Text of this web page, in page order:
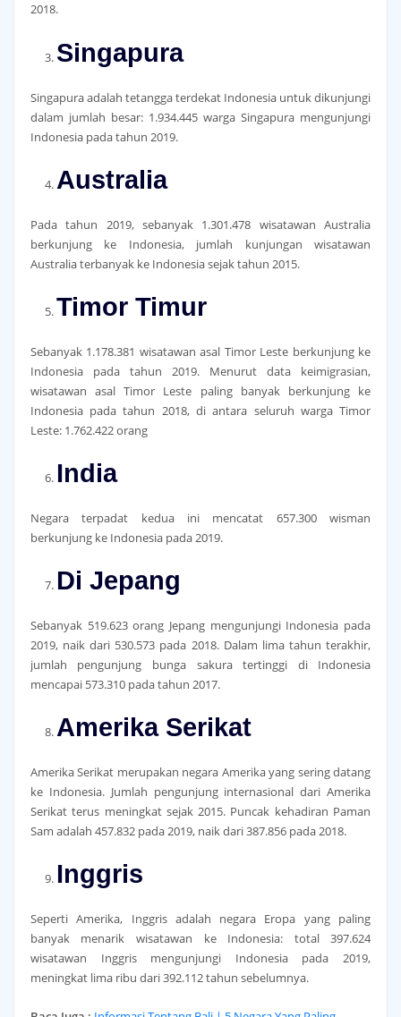
2018.
Singapura
Singapura adalah tetangga terdekat Indonesia untuk dikunjungi
dalam jumlah besar: 1.934.445 warga Singapura mengunjungi
Indonesia pada tahun 2019.
Australia
Pada tahun 2019, sebanyak 1.301.478 wisatawan Australia
berkunjung ke Indonesia, jumlah kunjungan wisatawan
Australia terbanyak ke Indonesia sejak tahun 2015.
Timor Timur
Sebanyak 1.178.381 wisatawan asal Timor Leste berkunjung ke
Indonesia pada tahun 2019. Menurut data keimigrasian,
wisatawan asal Timor Leste paling banyak berkunjung ke
Indonesia pada tahun 2018, di antara seluruh warga Timor
Leste: 1.762.422 orang
India
Negara terpadat kedua ini mencatat 657.300 wisman
berkunjung ke Indonesia pada 2019.
Di Jepang
Sebanyak 519.623 orang Jepang mengunjungi Indonesia pada
2019, naik dari 530.573 pada 2018. Dalam lima tahun terakhir,
jumlah pengunjung bunga sakura tertinggi di Indonesia
mencapai 573.310 pada tahun 2017.
Amerika Serikat
Amerika Serikat merupakan negara Amerika yang sering datang
ke Indonesia. Jumlah pengunjung internasional dari Amerika
Serikat terus meningkat sejak 2015. Puncak kehadiran Paman
Sam adalah 457.832 pada 2019, naik dari 387.856 pada 2018.
Inggris
Seperti Amerika, Inggris adalah negara Eropa yang paling
banyak menarik wisatawan ke Indonesia: total 397.624
wisatawan Inggris mengunjungi Indonesia pada 2019,
meningkat lima ribu dari 392.112 tahun sebelumnya.